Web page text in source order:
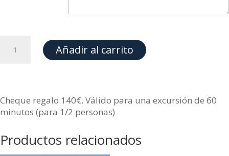
regalo
Añadir al carrito
Cheque regalo 140€. Válido para una excursión de 60
minutos (para 1/2 personas)
Productos relacionados